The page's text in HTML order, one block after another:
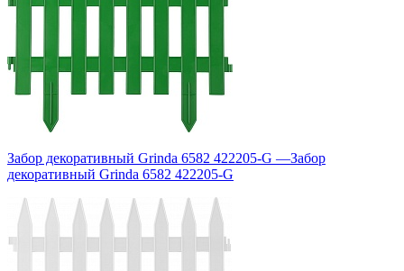
Забор декоративный Grinda 6582 422205-G —Забор
декоративный Grinda 6582 422205-G